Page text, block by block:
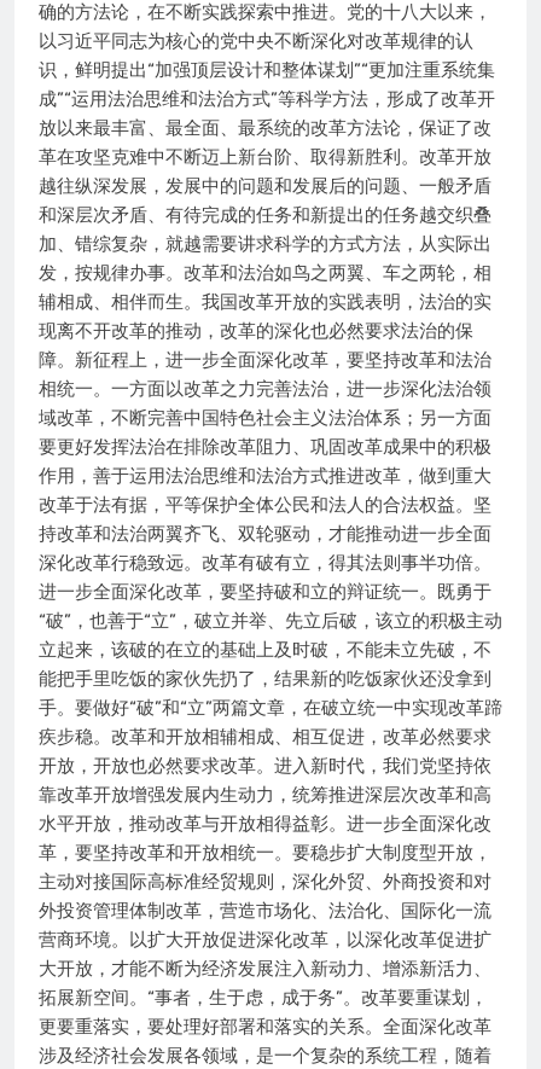
确的方法论，在不断实践探索中推进。党的十八大以来，
以习近平同志为核心的党中央不断深化对改革规律的认
识，鲜明提出“加强顶层设计和整体谋划”“更加注重系统集
成”“运用法治思维和法治方式”等科学方法，形成了改革开
放以来最丰富、最全面、最系统的改革方法论，保证了改
革在攻坚克难中不断迈上新台阶、取得新胜利。改革开放
越往纵深发展，发展中的问题和发展后的问题、一般矛盾
和深层次矛盾、有待完成的任务和新提出的任务越交织叠
加、错综复杂，就越需要讲求科学的方式方法，从实际出
发，按规律办事。改革和法治如鸟之两翼、车之两轮，相
辅相成、相伴而生。我国改革开放的实践表明，法治的实
现离不开改革的推动，改革的深化也必然要求法治的保
障。新征程上，进一步全面深化改革，要坚持改革和法治
相统一。一方面以改革之力完善法治，进一步深化法治领
域改革，不断完善中国特色社会主义法治体系；另一方面
要更好发挥法治在排除改革阻力、巩固改革成果中的积极
作用，善于运用法治思维和法治方式推进改革，做到重大
改革于法有据，平等保护全体公民和法人的合法权益。坚
持改革和法治两翼齐飞、双轮驱动，才能推动进一步全面
深化改革行稳致远。改革有破有立，得其法则事半功倍。
进一步全面深化改革，要坚持破和立的辩证统一。既勇于
“破”，也善于“立”，破立并举、先立后破，该立的积极主动
立起来，该破的在立的基础上及时破，不能未立先破，不
能把手里吃饭的家伙先扔了，结果新的吃饭家伙还没拿到
手。要做好“破”和“立”两篇文章，在破立统一中实现改革蹄
疾步稳。改革和开放相辅相成、相互促进，改革必然要求
开放，开放也必然要求改革。进入新时代，我们党坚持依
靠改革开放增强发展内生动力，统筹推进深层次改革和高
水平开放，推动改革与开放相得益彰。进一步全面深化改
革，要坚持改革和开放相统一。要稳步扩大制度型开放，
主动对接国际高标准经贸规则，深化外贸、外商投资和对
外投资管理体制改革，营造市场化、法治化、国际化一流
营商环境。以扩大开放促进深化改革，以深化改革促进扩
大开放，才能不断为经济发展注入新动力、增添新活力、
拓展新空间。“事者，生于虑，成于务”。改革要重谋划，
更要重落实，要处理好部署和落实的关系。全面深化改革
涉及经济社会发展各领域，是一个复杂的系统工程，随着